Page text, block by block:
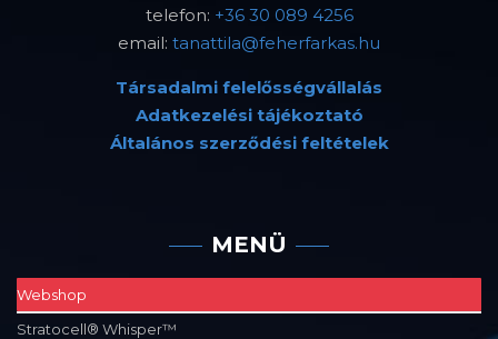
telefon: +36 30 089 4256
email: tanattila@feherfarkas.hu
Társadalmi felelősségvállalás
Adatkezelési tájékoztató
Általános szerződési feltételek
MENÜ
Webshop
Stratocell® Whisper™